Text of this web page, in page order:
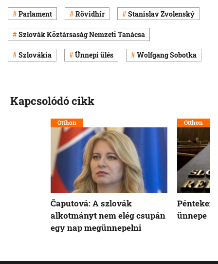
Parlament Rövidhír Stanislav Zvolenský
Szlovák Köztársaság Nemzeti Tanácsa
Szlovákia Ünnepi ülés Wolfgang Sobotka
Kapcsolódó cikk
Otthon
Čaputová: A szlovák
alkotmányt nem elég csupán
egy nap megünnepelni
Otthon
ünnepe